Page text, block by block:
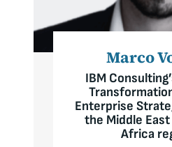
Marco
IBM
Enterprise
the Middle
Africa